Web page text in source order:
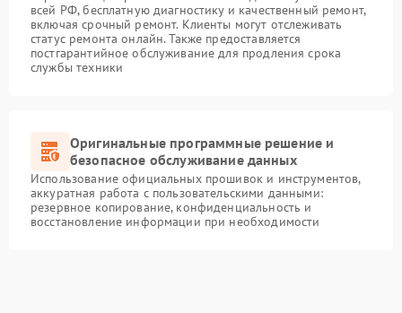
всей РФ, бесплатную диагностику и качественный ремонт,
включая срочный ремонт. Клиенты могут отслеживать
статус ремонта онлайн. Также предоставляется
постгарантийное обслуживание для продления срока
службы техники
Оригинальные программные решение и
безопасное обслуживание данных
Использование официальных прошивок и инструментов,
аккуратная работа с пользовательскими данными:
резервное копирование, конфиденциальность и
восстановление информации при необходимости